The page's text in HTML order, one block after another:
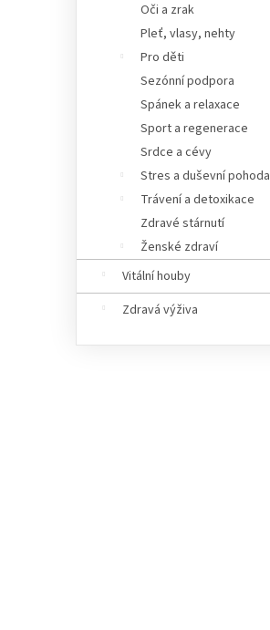
Oči a zrak
Pleť, vlasy, nehty
Pro děti
Sezónní podpora
Spánek a relaxace
Sport a regenerace
Srdce a cévy
Stres a duševní pohoda
Trávení a detoxikace
Zdravé stárnutí
Ženské zdraví
Vitální houby
Zdravá výživa